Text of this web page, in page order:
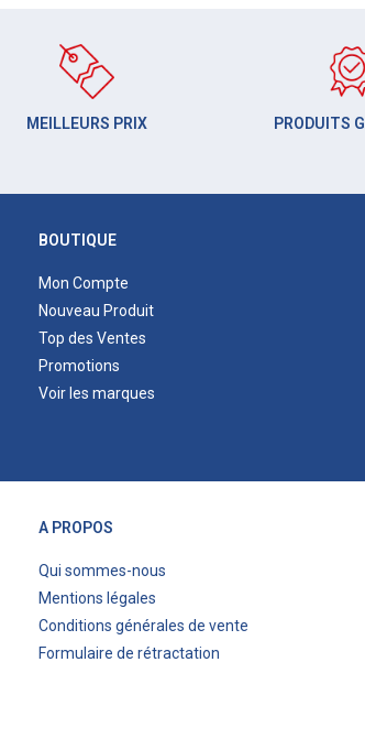
MEILLEURS PRIX PRODUITS
BOUTIQUE
Mon Compte
Nouveau Produit
Top des Ventes
Promotions
Voir les marques
A PROPOS
Qui sommes-nous
Mentions légales
Conditions générales de vente
Formulaire de rétractation